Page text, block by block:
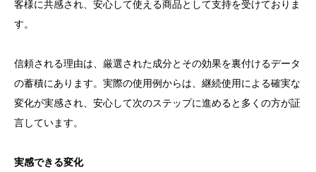
客様に共感され、安心して使える商品として支持を受けておりま
す。
信頼される理由は、厳選された成分とその効果を裏付けるデータ
の蓄積にあります。実際の使用例からは、継続使用による確実な
変化が実感され、安心して次のステップに進めると多くの方が証
言しています。
実感できる変化